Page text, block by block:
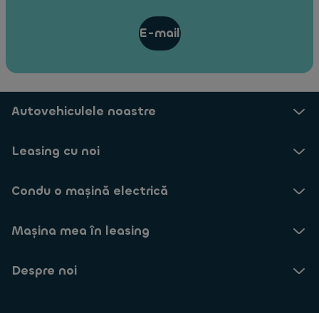
E-mail
Autovehiculele noastre
Leasing cu noi
Condu o mașină electrică
Mașina mea în leasing
Despre noi